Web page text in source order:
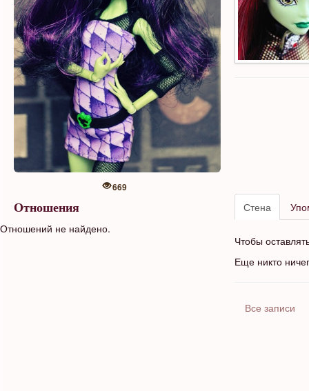
669
Отношения
Отношений не найдено.
Стена
Чтобы
Еще никто
Все записи